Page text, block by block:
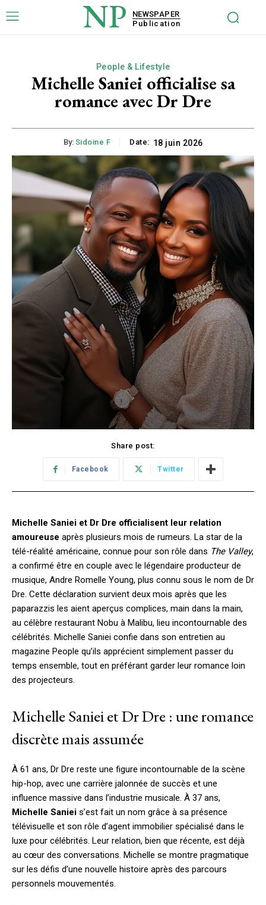
NP
NEWSPAPER
Publication
People & Lifestyle
Michelle Saniei officialise sa
romance avec Dr Dre
By: Sidoine F Date: 18 juin 2026
Share post:
Facebook Twitter
Michelle Saniei et Dr Dre officialisent leur relation
amoureuse après plusieurs mois de rumeurs. La star de la
télé-réalité américaine, connue pour son rôle dans The Valley,
a confirmé être en couple avec le légendaire producteur de
musique, Andre Romelle Young, plus connu sous le nom de Dr
Dre. Cette déclaration survient deux mois après que les
paparazzis les aient aperçus complices, main dans la main,
au célèbre restaurant Nobu à Malibu, lieu incontournable des
célébrités. Michelle Saniei confie dans son entretien au
magazine People qu’ils apprécient simplement passer du
temps ensemble, tout en préférant garder leur romance loin
des projecteurs.
Michelle Saniei et Dr Dre : une romance
discrète mais assumée
À 61 ans, Dr Dre reste une figure incontournable de la scène
hip-hop, avec une carrière jalonnée de succès et une
influence massive dans l’industrie musicale. À 37 ans,
Michelle Saniei s’est fait un nom grâce à sa présence
télévisuelle et son rôle d’agent immobilier spécialisé dans le
luxe pour célébrités. Leur relation, bien que récente, est déjà
au cœur des conversations. Michelle se montre pragmatique
sur les défis d’une nouvelle histoire après des parcours
personnels mouvementés.